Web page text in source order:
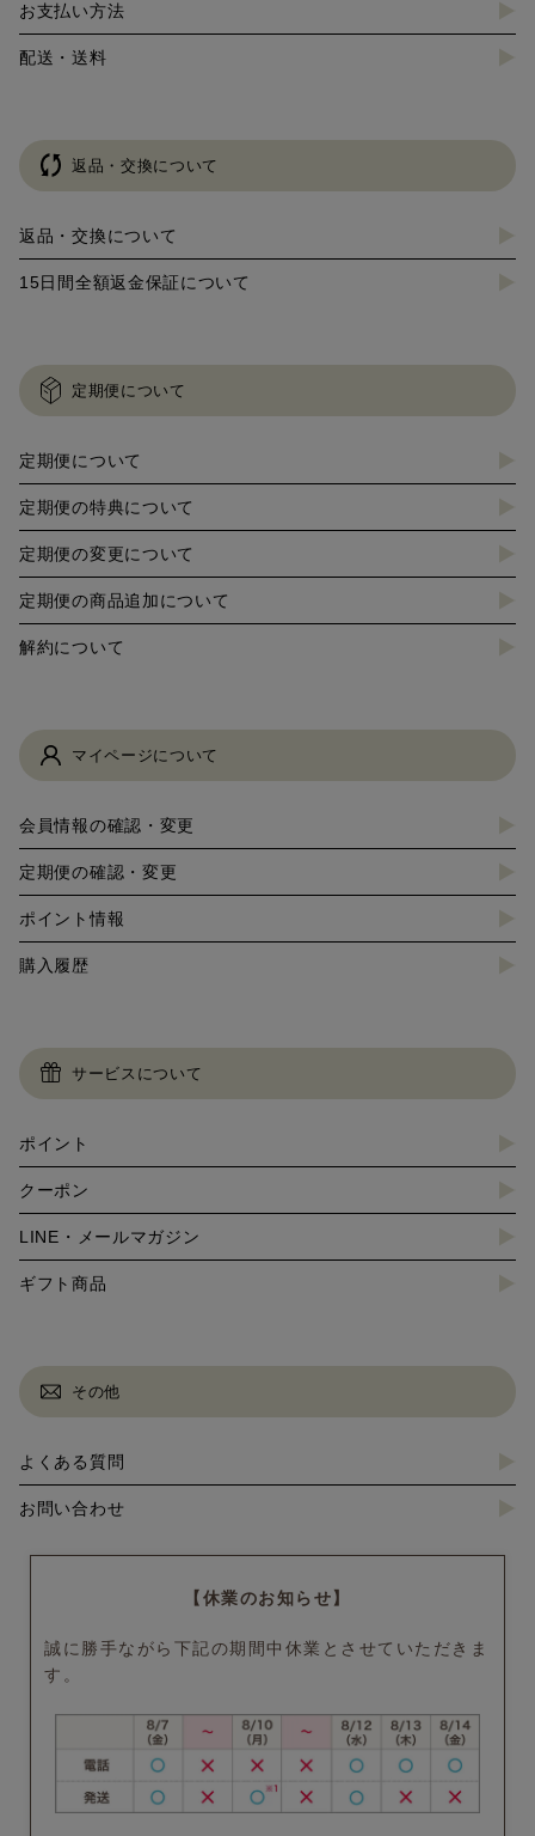
お支払い方法
配送・送料
返品・交換について
返品・交換について
15日間全額返金保証について
定期便について
定期便について
定期便の特典について
定期便の変更について
定期便の商品追加について
解約について
マイページについて
会員情報の確認・変更
定期便の確認・変更
ポイント情報
購入履歴
サービスについて
ポイント
クーポン
LINE・メールマガジン
ギフト商品
その他
よくある質問
お問い合わせ
【休業のお知らせ】
誠に勝手ながら下記の期間中休業とさせていただきま
す。